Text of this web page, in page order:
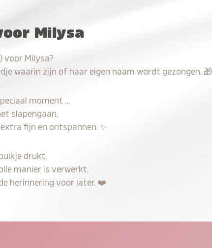
Milysa
voor Milysa?
waarin zijn of haar eigen naam wordt gezongen.
moment …
slapengaan.
fijn en ontspannen. ✨
drukt,
manier is verwerkt.
herinnering voor later. ❤️